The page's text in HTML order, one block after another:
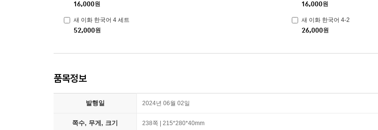
16,000원
16,000원
새 이화 한국어 4 세트
52,000원
새 이화 한국어 4-2
26,000원
품목정보
발행일 2024년 06월 02일
쪽수, 무게, 크기 238쪽 | 215*280*40mm